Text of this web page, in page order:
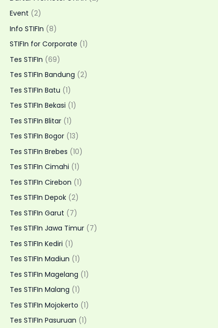
Home
Visit
Event (2)
Info STIFIn (8)
STIFIn for Corporate (1)
Tes STIFIn (69)
Tes STIFIn Bandung (2)
Tes STIFIn Batu (1)
Tes STIFIn Bekasi (1)
Tes STIFIn Blitar (1)
Tes STIFIn Bogor (13)
Tes STIFIn Brebes (10)
Tes STIFIn Cimahi (1)
Tes STIFIn Cirebon (1)
Tes STIFIn Depok (2)
Tes STIFIn Garut (7)
Tes STIFIn Jawa Timur (7)
Tes STIFIn Kediri (1)
Tes STIFIn Madiun (1)
Tes STIFIn Magelang (1)
Tes STIFIn Malang (1)
Tes STIFIn Mojokerto (1)
Tes STIFIn Pasuruan (1)